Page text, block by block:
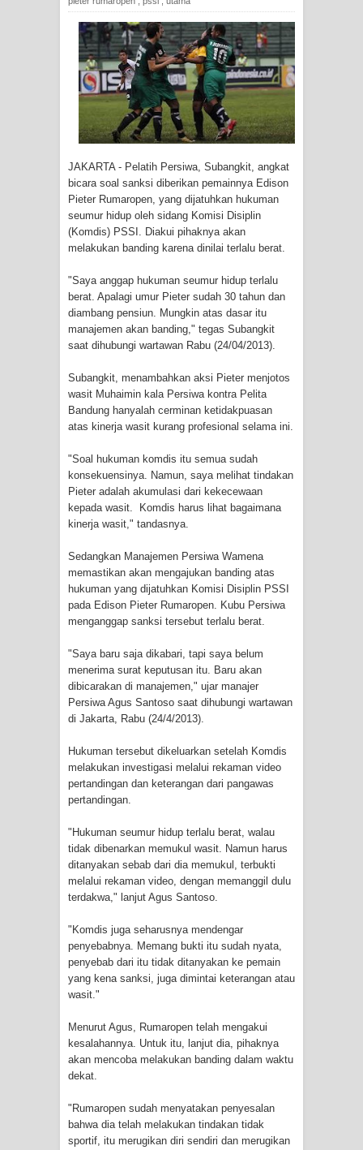
Tiga Personel Polresta Jayapura Kota
Jalani Sidang BP4R di Jayapura
Kapolresta Jayapura Kota
Mengapresiasi Antusiasme Warga
Saat Nonton Bareng Final Piala Dunia
2026 di Lapangan Karang PTC Entrop
Kebakaran Hanguskan Satu Rumah
di Kompleks Asrama Polisi Sorong
Profil Lengkap Papua Barat, Bumi
Cenderawasih di Ujung Barat Papua
Profil Lengkap Provinsi Papua, Bumi
Cenderawasih di Ujung Timur
Indonesia
Istimewa di Ujung Sumatera
Lima Rumah Pribadi Terbakar Di
Hamadi Jayapura Selatan
Gempa M3,3 Guncang Nabire, BMKG
Imbau Waspada Susulan
Mama-Mama Pasar Lama Sentani
Protes Tumpukan Sampah dengan
Menghambur ke Tengah Jalan
Polres Jayapura Terima Laporan
Hilangnya Agustina Ester Bonsapia
Papua Siapkan 1000 Kuota Beasiswa
Mace
BRI Region 18 Jayapura Salurkan
Bantuan CSR untuk RS Bhayangkara
Bhayangkara ke-80
Indonesia Turns Remote Papua
Mechanized Rice Expansion
JAKARTA - Pelatih Persiwa, Subangkit, angkat
bicara soal sanksi diberikan pemainnya Edison
Pieter Rumaropen, yang dijatuhkan hukuman
seumur hidup oleh sidang Komisi Disiplin
(Komdis) PSSI. Diakui pihaknya akan
melakukan banding karena dinilai terlalu berat.
"Saya anggap hukuman seumur hidup terlalu
berat. Apalagi umur Pieter sudah 30 tahun dan
diambang pensiun. Mungkin atas dasar itu
manajemen akan banding," tegas Subangkit
saat dihubungi wartawan Rabu (24/04/2013).
Subangkit, menambahkan aksi Pieter menjotos
wasit Muhaimin kala Persiwa kontra Pelita
Bandung hanyalah cerminan ketidakpuasan
atas kinerja wasit kurang profesional selama ini.
"Soal hukuman komdis itu semua sudah
konsekuensinya. Namun, saya melihat tindakan
Pieter adalah akumulasi dari kekecewaan
kepada wasit. Komdis harus lihat bagaimana
kinerja wasit," tandasnya.
Sedangkan Manajemen Persiwa Wamena
memastikan akan mengajukan banding atas
hukuman yang dijatuhkan Komisi Disiplin PSSI
pada Edison Pieter Rumaropen. Kubu Persiwa
menganggap sanksi tersebut terlalu berat.
"Saya baru saja dikabari, tapi saya belum
menerima surat keputusan itu. Baru akan
dibicarakan di manajemen," ujar manajer
Persiwa Agus Santoso saat dihubungi wartawan
di Jakarta, Rabu (24/4/2013).
Hukuman tersebut dikeluarkan setelah Komdis
melakukan investigasi melalui rekaman video
pertandingan dan keterangan dari pangawas
pertandingan.
"Hukuman seumur hidup terlalu berat, walau
tidak dibenarkan memukul wasit. Namun harus
ditanyakan sebab dari dia memukul, terbukti
melalui rekaman video, dengan memanggil dulu
terdakwa," lanjut Agus Santoso.
"Komdis juga seharusnya mendengar
penyebabnya. Memang bukti itu sudah nyata,
penyebab dari itu tidak ditanyakan ke pemain
yang kena sanksi, juga dimintai keterangan atau
wasit."
Menurut Agus, Rumaropen telah mengakui
kesalahannya. Untuk itu, lanjut dia, pihaknya
akan mencoba melakukan banding dalam waktu
dekat.
"Rumaropen sudah menyatakan penyesalan
bahwa dia telah melakukan tindakan tidak
sportif, itu merugikan diri sendiri dan merugikan